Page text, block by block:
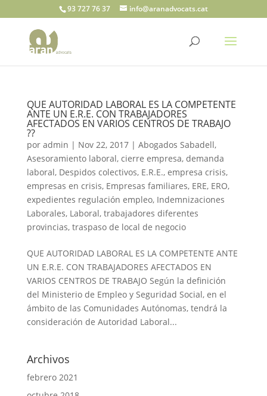
93 727 76 37 info@aranadvocats.cat
QUE AUTORIDAD LABORAL ES LA COMPETENTE
ANTE UN E.R.E. CON TRABAJADORES
AFECTADOS EN VARIOS CENTROS DE TRABAJO
??
por admin | Nov 22, 2017| Abogados Sabadell,
Asesoramiento laboral, cierre empresa, demanda
laboral, Despidos colectivos, E.R.E., empresa crisis,
empresas en crisis, Empresas familiares, ERE, ERO,
expedientes regulación empleo, Indemnizaciones
Laborales, Laboral, trabajadores diferentes
provincias, traspaso de local de negocio
QUE AUTORIDAD LABORAL ES LA COMPETENTE ANTE
UN E.R.E. CON TRABAJADORES AFECTADOS EN
VARIOS CENTROS DE TRABAJO Según la definición
del Ministerio de Empleo y Seguridad Social, en el
ámbito de las Comunidades Autónomas, tendrá la
consideración de Autoridad Laboral...
Archivos
febrero 2021